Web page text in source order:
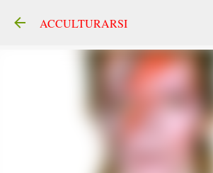
Passa ai contenuti
ACCULTURARSI